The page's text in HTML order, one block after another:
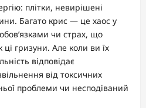
плітки, невирішені
Багато крис — це хаос у
чи страх, що
гризуни. Але коли ви їх
відповідає
від токсичних
проблеми чи несподіваний